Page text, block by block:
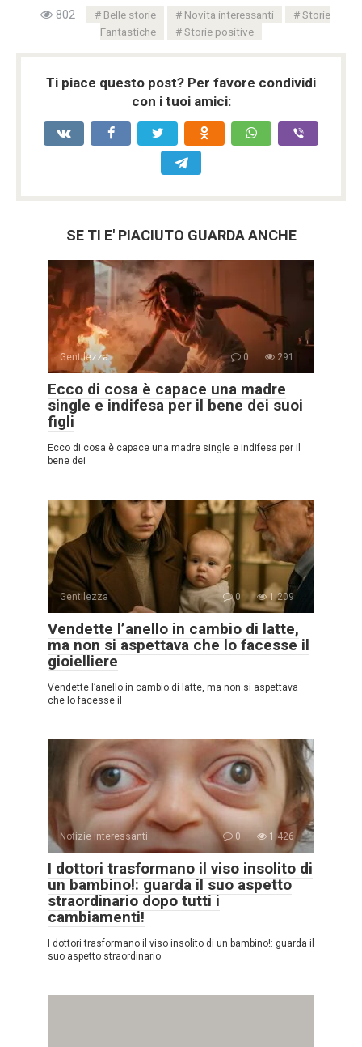
802 Belle storie Novità interessanti
Storie
Fantastiche
Storie positive
Ti piace questo post? Per favore condividi
con i tuoi amici:
SE TI E' PIACIUTO GUARDA ANCHE
Gentilezza 0 291
Ecco di cosa è capace una madre
single e indifesa per il bene dei suoi
figli
Ecco di cosa è capace una madre single e indifesa per il
bene dei
Gentilezza 0 1.209
Vendette l’anello in cambio di latte,
ma non si aspettava che lo facesse il
gioielliere
Vendette l’anello in cambio di latte, ma non si aspettava
che lo facesse il
Notizie interessanti 0 1.426
I dottori trasformano il viso insolito di
un bambino!: guarda il suo aspetto
straordinario dopo tutti i
cambiamenti!
I dottori trasformano il viso insolito di un bambino!: guarda il
suo aspetto straordinario